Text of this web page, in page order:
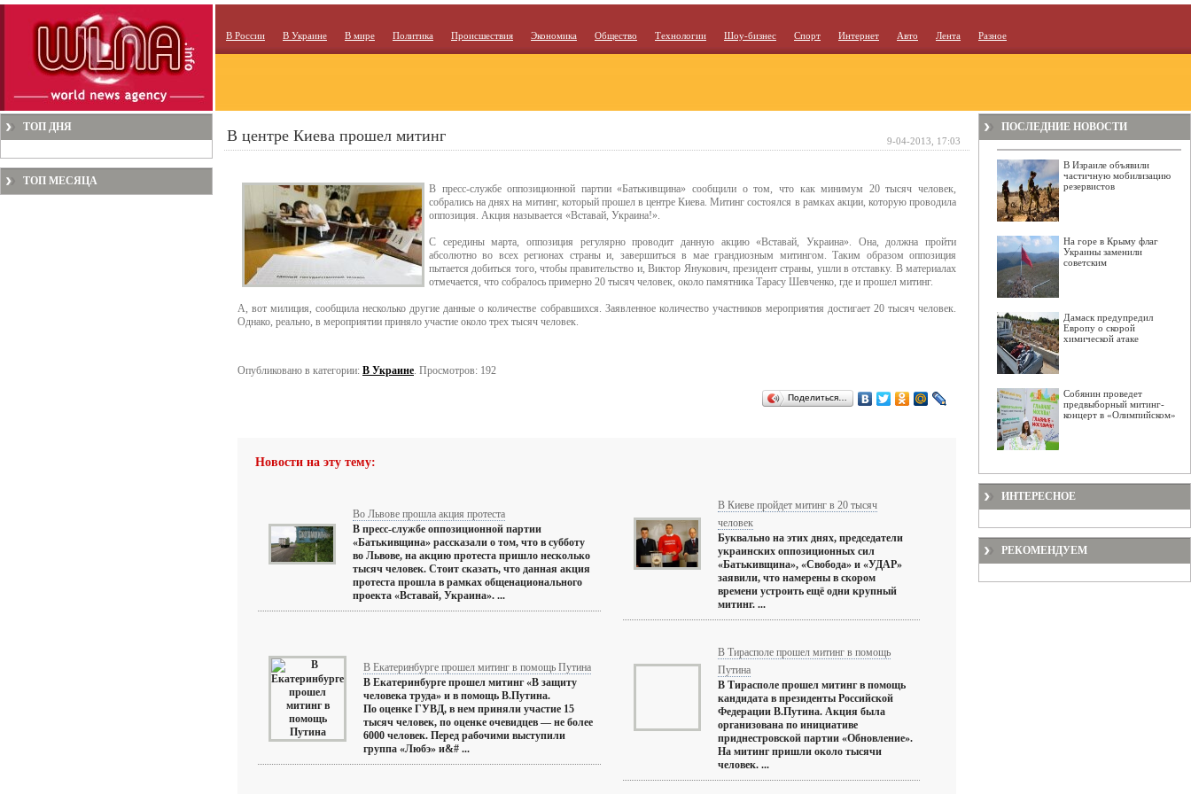
В России В Украине В мире Политика Происшествия Экономика Общество Технологии Шоу-бизнес Спорт Интернет Авто Лента Разное
ТОП ДНЯ
ТОП МЕСЯЦА
В центре Киева прошел митинг
В пресс-службе оппозиционной партии «Батькивщина» сообщили о том, что как минимум 20 тысяч человек,
собрались на днях на митинг, который прошел в центре Киева. Митинг состоялся в рамках акции, которую проводила
оппозиция. Акция называется «Вставай, Украина!».
С середины марта, оппозиция регулярно проводит данную акцию «Вставай, Украина». Она, должна пройти
абсолютно во всех регионах страны и, завершиться в мае грандиозным митингом. Таким образом оппозиция
пытается добиться того, чтобы правительство и, Виктор Янукович, президент страны, ушли в отставку. В материалах
отмечается, что собралось примерно 20 тысяч человек, около памятника Тарасу Шевченко, где и прошел митинг.
А, вот милиция, сообщила несколько другие данные о количестве собравшихся. Заявленное количество участников мероприятия достигает 20 тысяч человек.
Однако, реально, в мероприятии приняло участие около трех тысяч человек.
Опубликовано в категории: В Украине. Просмотров: 192
Поделиться…
Новости на эту тему:
Во Львове прошла акция протеста
В пресс-службе оппозиционной партии
«Батькивщина» рассказали о том, что в субботу
во Львове, на акцию протеста пришло несколько
тысяч человек. Стоит сказать, что данная акция
протеста прошла в рамках общенационального
проекта «Вставай, Украина». ...
В Киеве пройдет митинг в 20 тысяч
человек
Буквально на этих днях, председатели
украинских оппозиционных сил
«Батькивщина», «Свобода» и «УДАР»
заявили, что намерены в скором
времени устроить ещё одни крупный
митинг. ...
В Екатеринбурге прошел митинг в помощь Путина
В Екатеринбурге прошел митинг «В защиту
человека труда» и в помощь В.Путина.
По оценке ГУВД, в нем приняли участие 15
тысяч человек, по оценке очевидцев — не более
6000 человек. Перед рабочими выступили
группа «Любэ» и&# ...
В Тирасполе прошел митинг в помощь
Путина
В Тирасполе прошел митинг в помощь
кандидата в президенты Российской
Федерации В.Путина. Акция была
организована по инициативе
приднестровской партии «Обновление».
На митинг пришли около тысячи
человек. ...
9-04-2013, 17:03
ПОСЛЕДНИЕ НОВОСТИ
В Израиле объявили
частичную мобилизацию
резервистов
На горе в Крыму флаг
Украины заменили
советским
Дамаск предупредил
Европу о скорой
химической атаке
Собянин проведет
предвыборный митинг-
концерт в «Олимпийском»
ИНТЕРЕСНОЕ
РЕКОМЕНДУЕМ